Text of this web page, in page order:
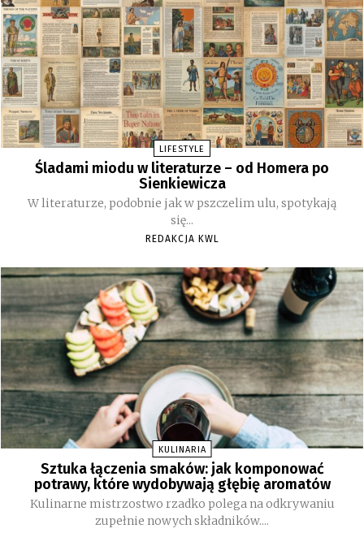
LIFESTYLE
Śladami miodu w literaturze – od Homera po
Sienkiewicza
W literaturze, podobnie jak w pszczelim ulu, spotykają
się...
REDAKCJA KWL
KULINARIA
Sztuka łączenia smaków: jak komponować
potrawy, które wydobywają głębię aromatów
Kulinarne mistrzostwo rzadko polega na odkrywaniu
zupełnie nowych składników....